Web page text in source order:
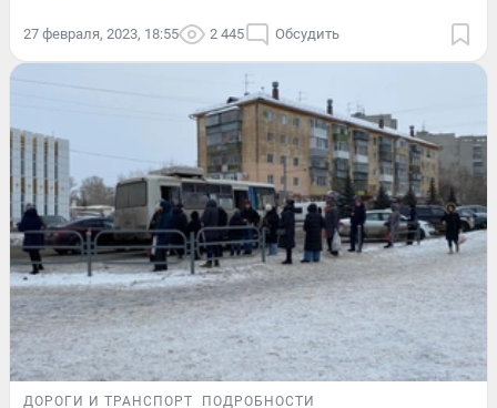
27 февраля, 2023, 18:55 2 445 Обсудить
ДОРОГИ И ТРАНСПОРТ ПОДРОБНОСТИ